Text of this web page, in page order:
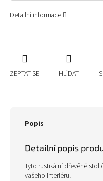
Detailní informace
ZEPTAT SE HLÍDAT
Popis
Detailní popis
Tyto rustikální dřevěné
vašeho interiéru!